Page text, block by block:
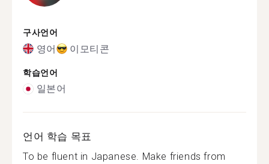
구사언어
영어 이모티콘
학습언어
일본어
언어 학습 목표
To be fluent in Japanese. Make friends from